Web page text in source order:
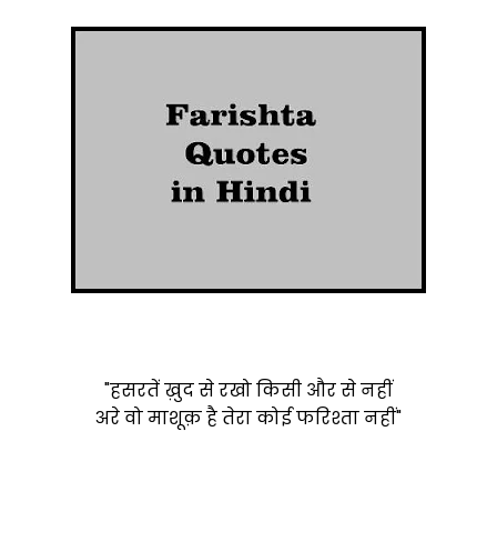
"हसरतें ख़ुद से रखो किसी और से नहीं
अरे वो माशूक़ है तेरा कोई फरिश्ता नहीं"